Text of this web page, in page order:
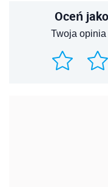
Oceń
Twoja